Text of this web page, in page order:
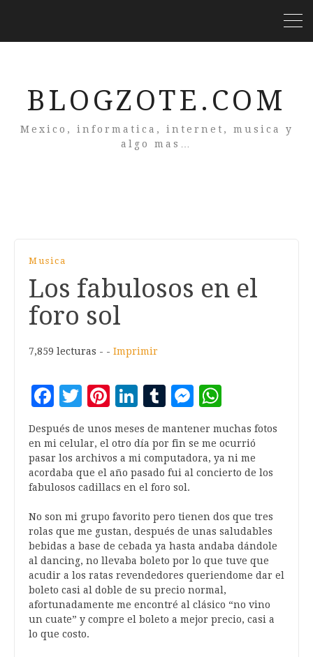
BLOGZOTE.COM
Mexico, informatica, internet, musica y
algo mas…
Musica
Los fabulosos en el
foro sol
7,859 lecturas - - Imprimir
Facebook
Twitter
Pinterest
LinkedIn
Tumblr
Messenger
Después de unos meses de mantener muchas fotos
en mi celular, el otro día por fin se me ocurrió
pasar los archivos a mi computadora, ya ni me
acordaba que el año pasado fui al concierto de los
fabulosos cadillacs en el foro sol.
No son mi grupo favorito pero tienen dos que tres
rolas que me gustan, después de unas saludables
bebidas a base de cebada ya hasta andaba dándole
al dancing, no llevaba boleto por lo que tuve que
acudir a los ratas revendedores queriendome dar el
boleto casi al doble de su precio normal,
afortunadamente me encontré al clásico “no vino
un cuate” y compre el boleto a mejor precio, casi a
lo que costo.